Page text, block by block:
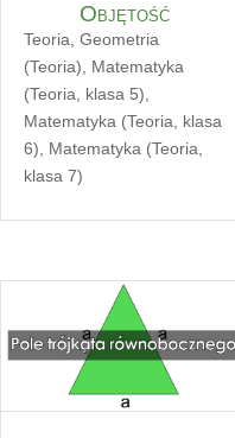
Objętość
Teoria, Geometria
(Teoria), Matematyka
(Teoria, klasa 5),
Matematyka (Teoria, klasa
6), Matematyka (Teoria,
klasa 7)